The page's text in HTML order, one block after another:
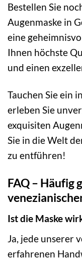
Bestellen Sie
Augenmaske in
eine
Ihnen höchste
und einen
Tauchen Sie ein
erleben Sie
exquisiten
Sie in die Welt
zu entführen!
FAQ – Häufig
Ist die Maske
Ja, jede unserer
erfahrenen